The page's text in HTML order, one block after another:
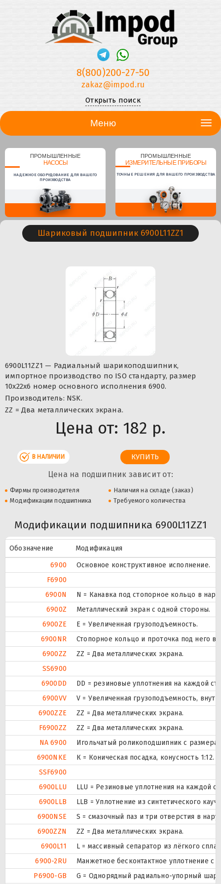
8(800)200-27-50
zakaz@impod.ru
Открыть поиск
Меню
ПРОМЫШЛЕННЫЕ
НАСОСЫ
НАДЕЖНОЕ ОБОРУДОВАНИЕ ДЛЯ ВАШЕГО
ПРОИЗВОДСТВА
ПРОМЫШЛЕННЫЕ
ИЗМЕРИТЕЛЬНЫЕ ПРИБОРЫ
ТОЧНЫЕ РЕШЕНИЯ ДЛЯ ВАШЕГО ПРОИЗВОДСТВА
Шариковый подшипник 6900L11ZZ1
6900L11ZZ1 — Радиальный шарикоподшипник,
импортное производство по ISO стандарту, размер
10x22x6 номер основного исполнения 6900.
Производитель: NSK.
ZZ = Два металлических экрана.
Цена от: 182 р.
В НАЛИЧИИ
Цена на подшипник зависит от:
Фирмы производителя
Наличия на складе (заказ)
Модификации подшипника
Требуемого количества
Модификации подшипника 6900L11ZZ1
Обозначение
Модификация
6900
Основное конструктивное исполнение.
F6900
6900N
N = Канавка под стопорное кольцо в
6900Z
Металлический экран с одной стороны.
6900ZE
Е = Увеличенная грузоподъемность.
6900NR
Стопорное кольцо и проточка под него
6900ZZ
ZZ = Два металлических экрана.
SS6900
6900DD
DD = резиновые уплотнения на каждой
6900VV
V = Увеличенная грузоподъемность,
6900ZZE
ZZ = Два металлических экрана.
F6900ZZ
ZZ = Два металлических экрана.
NA 6900
Игольчатый роликоподшипник с
6900NKE
К = Коническая посадка, конусность 1:12.
SSF6900
6900LLU
LLU = Резиновые уплотнения на каждой
6900LLB
LLB = Уплотнение из синтетического
6900NSE
S = смазочный паз и три отверстия в
6900ZZN
ZZ = Два металлических экрана.
6900L11
L = массивный сепаратор из лёгкого
6900-2RU
Манжетное бесконтактное уплотнение с
P6900-GB
G = Однорядный радиально-упорный